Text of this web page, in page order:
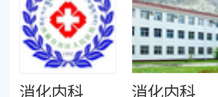
消化内科 消化内科